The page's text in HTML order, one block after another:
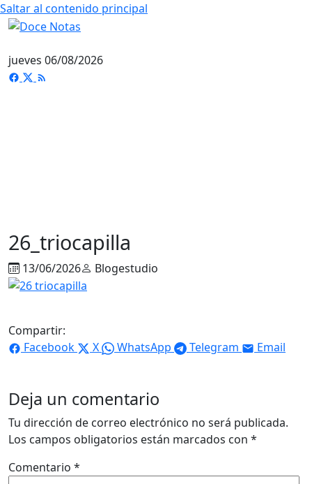
Saltar al contenido principal
jueves 06/08/2026
26_triocapilla
13/06/2026 Blogestudio
Compartir:
Facebook
X WhatsApp Telegram Email
Deja un comentario
Tu dirección de correo electrónico no será publicada.
Los campos obligatorios están marcados con *
Comentario *